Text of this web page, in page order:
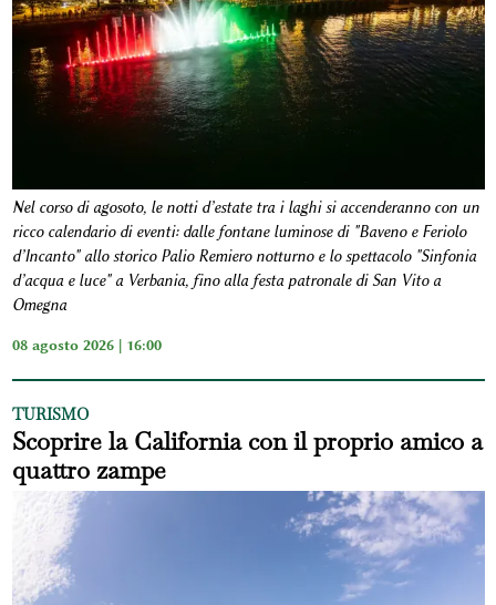
Nel corso di agosoto, le notti d’estate tra i laghi si accenderanno con un
ricco calendario di eventi: dalle fontane luminose di "Baveno e Feriolo
d’Incanto" allo storico Palio Remiero notturno e lo spettacolo "Sinfonia
d’acqua e luce" a Verbania, fino alla festa patronale di San Vito a
Omegna
08 agosto 2026 | 16:00
TURISMO
Scoprire la California con il proprio amico a
quattro zampe